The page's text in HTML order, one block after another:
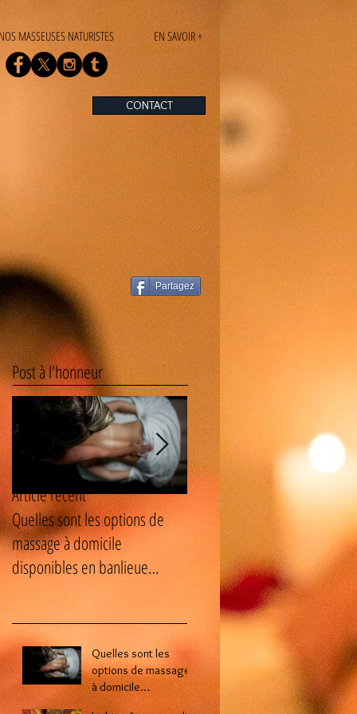
NOS MASSEUSES NATURISTES EN SAVOIR +
CONTACT
Partagez
Post à l'honneur
Article récent
Quelles sont les options de
massage à domicile
disponibles en banlieue
Le bien-être masculin : les
avantages cachés des soins
naturistes pour homme ?
Quelles sont les
options de massage
à domicile
disponibles en